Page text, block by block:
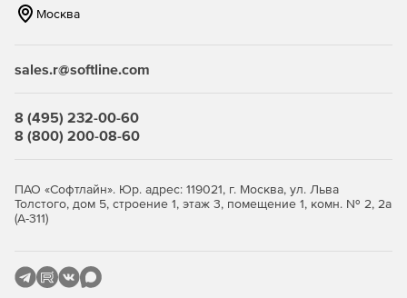
Москва
sales.r@softline.com
8 (495) 232-00-60
8 (800) 200-08-60
ПАО «Софтлайн». Юр. адрес: 119021, г. Москва, ул. Льва
Толстого, дом 5, строение 1, этаж 3, помещение 1, комн. № 2, 2а
(А-311)